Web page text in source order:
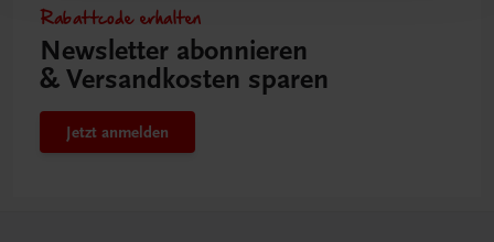
Rabattcode erhalten
Newsletter abonnieren
& Versandkosten sparen
Jetzt anmelden